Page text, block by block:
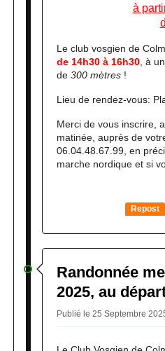
à
Le club vosgien de
de 14h30 à 16h30 , à
de 300 mètres !
Lieu de rendez-vous:
Merci de vous inscrire,
matinée, auprès de
06.04.48.67.99, en
marche nordique et si
Repost
Randonnée
2025, au
Publié le 25 Septembre